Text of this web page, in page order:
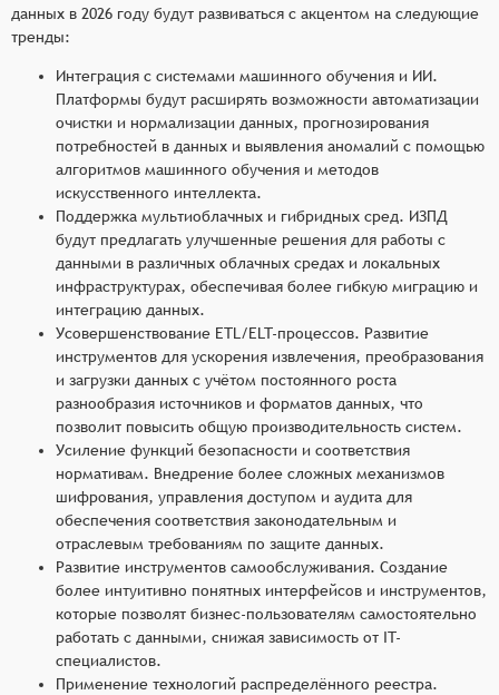
данных в 2026 году будут развиваться с акцентом на следующие
тренды:
Интеграция с системами машинного обучения и ИИ.
Платформы будут расширять возможности автоматизации
очистки и нормализации данных, прогнозирования
потребностей в данных и выявления аномалий с помощью
алгоритмов машинного обучения и методов
искусственного интеллекта.
Поддержка мультиоблачных и гибридных сред. ИЗПД
будут предлагать улучшенные решения для работы с
данными в различных облачных средах и локальных
инфраструктурах, обеспечивая более гибкую миграцию и
интеграцию данных.
Усовершенствование ETL/ELT-процессов. Развитие
инструментов для ускорения извлечения, преобразования
и загрузки данных с учётом постоянного роста
разнообразия источников и форматов данных, что
позволит повысить общую производительность систем.
Усиление функций безопасности и соответствия
нормативам. Внедрение более сложных механизмов
шифрования, управления доступом и аудита для
обеспечения соответствия законодательным и
отраслевым требованиям по защите данных.
Развитие инструментов самообслуживания. Создание
более интуитивно понятных интерфейсов и инструментов,
которые позволят бизнес-пользователям самостоятельно
работать с данными, снижая зависимость от IT-
специалистов.
Применение технологий распределённого реестра.